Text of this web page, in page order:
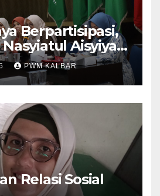
Berpartisipasi,
Aisyiyah
Program
XV
PWM KALBAR
Relasi Sosial